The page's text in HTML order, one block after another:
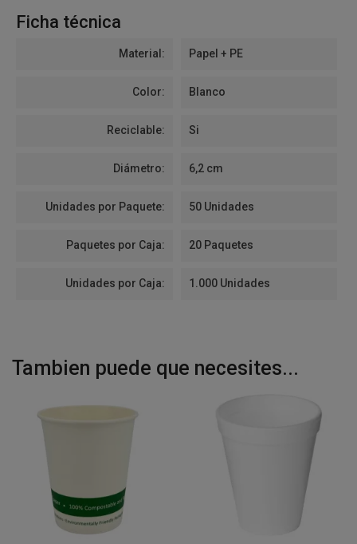
Ficha técnica
Material: Papel + PE
Color: Blanco
Reciclable: Si
Diámetro: 6,2 cm
Unidades por Paquete: 50 Unidades
Paquetes por Caja: 20 Paquetes
Unidades por Caja: 1.000 Unidades
Tambien puede que necesites...